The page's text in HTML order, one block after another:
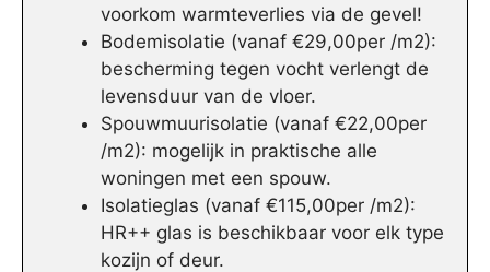
voorkom warmteverlies via de gevel!
Bodemisolatie (vanaf €29,00per /m2):
bescherming tegen vocht verlengt de
levensduur van de vloer.
Spouwmuurisolatie (vanaf €22,00per
/m2): mogelijk in praktische alle
woningen met een spouw.
Isolatieglas (vanaf €115,00per /m2):
HR++ glas is beschikbaar voor elk type
kozijn of deur.